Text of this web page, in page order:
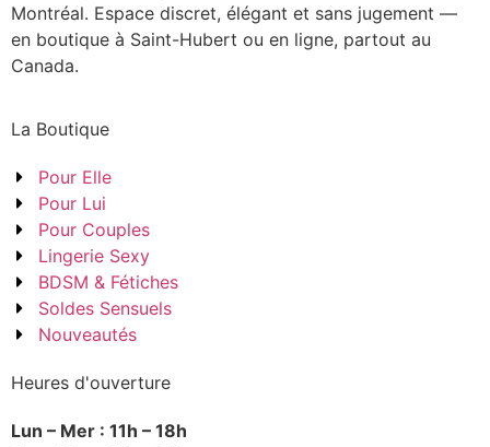
Montréal. Espace discret, élégant et sans jugement —
en boutique à Saint-Hubert ou en ligne, partout au
Canada.
La Boutique
Pour Elle
Pour Lui
Pour Couples
Lingerie Sexy
BDSM & Fétiches
Soldes Sensuels
Nouveautés
Heures d'ouverture
Lun – Mer : 11h – 18h